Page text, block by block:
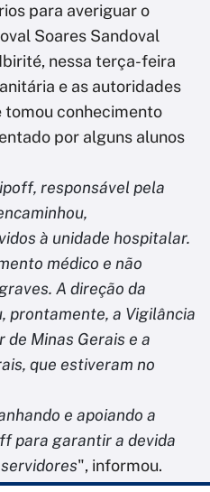
para averiguar o
Soares Sandoval
nessa terça-feira
e as autoridades
tomou conhecimento
por alguns alunos
responsável pela
à unidade hospitalar.
médico e não
A direção da
prontamente, a Vigilância
Minas Gerais e a
que estiveram no
e apoiando a
para garantir a devida
", informou.